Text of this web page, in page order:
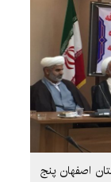
اصفهان پنج